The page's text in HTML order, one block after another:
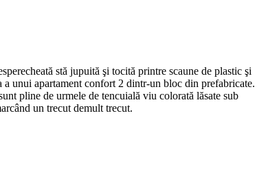
stă jupuită şi tocită printre scaune de plastic şi
unui apartament confort 2 dintr-un bloc din prefabricate.
pline de urmele de tencuială viu colorată lăsate sub
un trecut demult trecut.